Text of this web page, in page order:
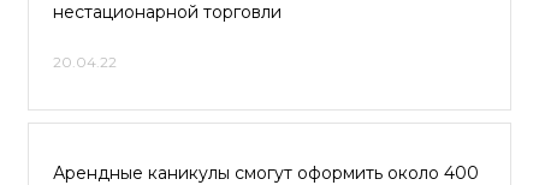
нестационарной торговли
20.04.22
Арендные каникулы смогут оформить около 400